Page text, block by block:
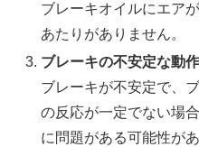
ブレーキオイルにエア
あたりがありません。
ブレーキの不安定な動作
ブレーキが不安定で、
の反応が一定でない場
に問題がある可能性があ